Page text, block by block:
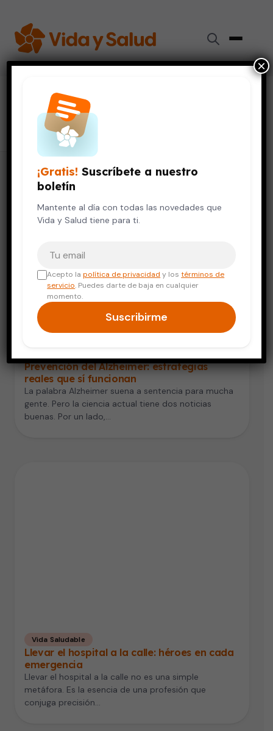
traumatismo
21 artículos
Prevención del Alzheimer: estrategias
reales que sí funcionan
La palabra Alzheimer suena a sentencia para mucha
gente. Pero la ciencia actual tiene dos noticias
buenas. Por un lado,…
Vida Saludable
Llevar el hospital a la calle: héroes en cada
emergencia
Llevar el hospital a la calle no es una simple
metáfora. Es la esencia de una profesión que
conjuga precisión…
¡Gratis! Suscríbete a nuestro
boletín
Mantente al día con todas las novedades que
Vida y Salud tiene para ti.
Acepto lapolítica de privacidad y lostérminos de
servicio. Puedes darte de baja en cualquier
momento.
Suscribirme
×